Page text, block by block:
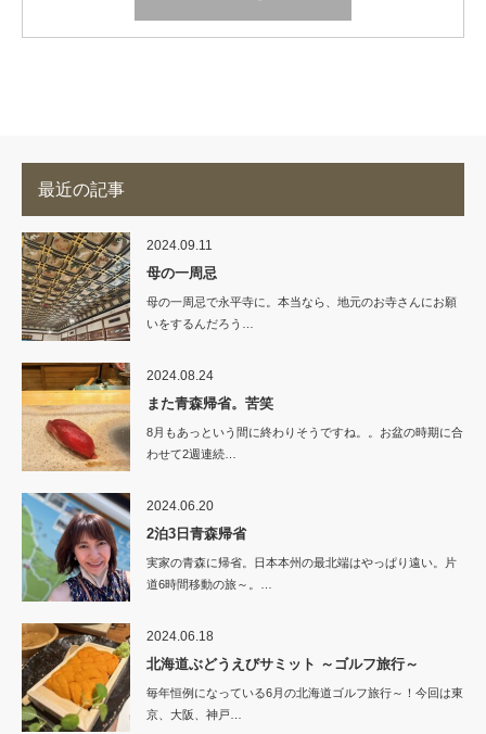
最近の記事
2024.09.11
母の一周忌
母の一周忌で永平寺に。本当なら、地元のお寺さんにお願
いをするんだろう…
2024.08.24
また青森帰省。苦笑
8月もあっという間に終わりそうですね。。お盆の時期に合
わせて2週連続…
2024.06.20
2泊3日青森帰省
実家の青森に帰省。日本本州の最北端はやっぱり遠い。片
道6時間移動の旅～。…
2024.06.18
北海道ぶどうえびサミット ～ゴルフ旅行～
毎年恒例になっている6月の北海道ゴルフ旅行～！今回は東
京、大阪、神戸…